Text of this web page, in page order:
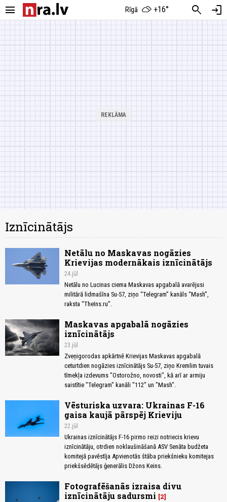
menu Rīgā +16° search login
Iznīcinātājs
Netālu no Maskavas nogāzies
Krievijas modernākais iznīcinātājs
24.jūl
Netālu no Lucinas ciema Maskavas apgabalā avarējusi
militārā lidmašīna Su-57, ziņo “Telegram” kanāls “Mash”,
raksta “TheIns.ru”.
Maskavas apgabalā nogāzies
iznīcinātājs
23.jūl
Zveņigorodas apkārtnē Krievijas Maskavas apgabalā
ceturtdien nogāzies iznīcinātājs Su-57, ziņo Kremlim tuvais
tīmekļa izdevums "Ostorožno, novosti", kā arī ar armiju
saistītie "Telegram" kanāli "112" un "Mash".
Vēsturiska uzvara: Ukrainas F-16
gaisa kaujā pārspēj Krieviju
22.jūl
Ukrainas iznīcinātājs F-16 pirmo reizi notriecis krievu
iznīcinātāju, otrdien noklaušināšanā ASV Senāta budžeta
komitejā pavēstīja Apvienotās štāba priekšnieku komitejas
priekšsēdētājs ģenerālis Džons Keins.
Fotografēšanās izraisa divu
iznīcinātāju sadursmi
2